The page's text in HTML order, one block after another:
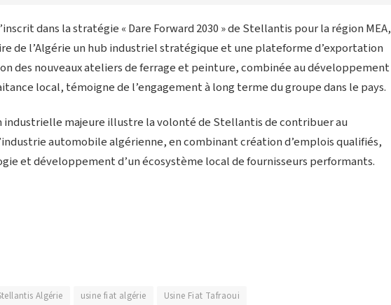
dans la stratégie « Dare Forward 2030 » de Stellantis pour la région MEA,
de l’Algérie un hub industriel stratégique et une plateforme d’exportation
des nouveaux ateliers de ferrage et peinture, combinée au développement
local, témoigne de l’engagement à long terme du groupe dans le pays.
majeure illustre la volonté de Stellantis de contribuer au
automobile algérienne, en combinant création d’emplois qualifiés,
et développement d’un écosystème local de fournisseurs performants.
Algérie usine fiat algérie Usine Fiat Tafraoui